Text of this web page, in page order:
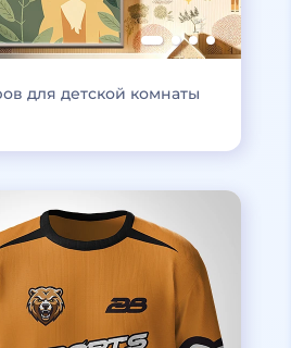
для детской комнаты